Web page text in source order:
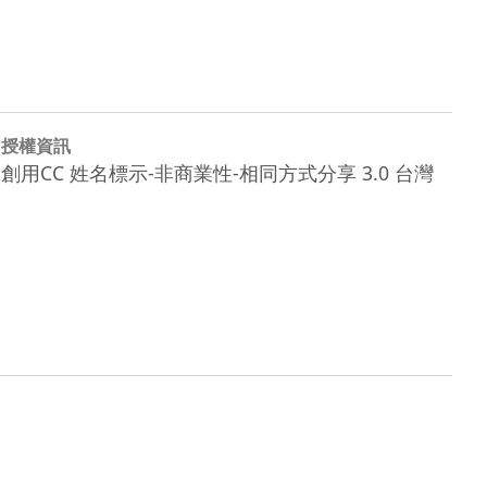
授權資訊
創用CC 姓名標示-非商業性-相同方式分享 3.0 台灣